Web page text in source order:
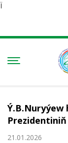
Ï
21.01.2026